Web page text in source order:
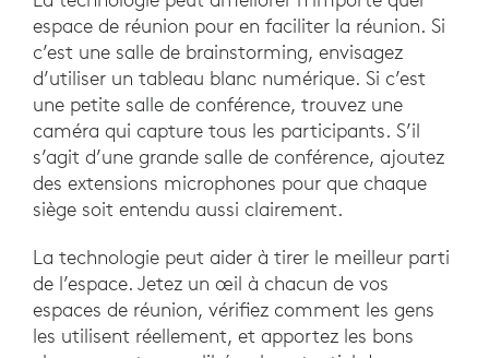
espace de réunion pour en faciliter la réunion. Si
c’est une salle de brainstorming, envisagez
d’utiliser un tableau blanc numérique. Si c’est
une petite salle de conférence, trouvez une
caméra qui capture tous les participants. S’il
s’agit d’une grande salle de conférence, ajoutez
des extensions microphones pour que chaque
siège soit entendu aussi clairement.
La technologie peut aider à tirer le meilleur parti
de l’espace. Jetez un œil à chacun de vos
espaces de réunion, vérifiez comment les gens
les utilisent réellement, et apportez les bons